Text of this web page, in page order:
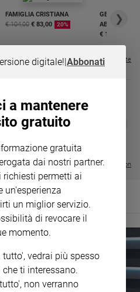
FAMIGLIA CRISTIANA
€ 104,00 € 83,00 20%
GBABY
€ 16,99
❯
Visualizza tutte le riviste
DIARIO G 2026-27
€ 8,90
- € 8,90
Visualizza tutte le collection
digitale!|Abbonati
a mantenere
gratuito
gratuita
dai nostri partner.
richiesti permetti ai
un'esperienza
un miglior servizio.
di revocare il
momento.
vedrai più spesso
ti interessano.
non verranno